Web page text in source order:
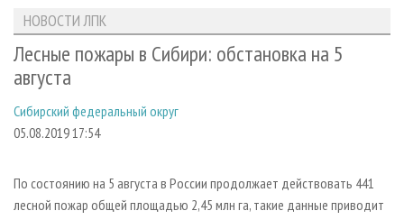
ЛЕСОЗАГОТОВКА
ЛЕСОПИЛЕНИЕ
СУШКА ДРЕВЕСИНЫ
ДЕРЕВЯННОЕ ДОМОСТРОЕНИЕ
НОВОСТИ ЛПК
НОВОСТИ ЖУРНАЛА
ПРОЕКТЫ ЛПИ
АНАЛИТИКА
ПРЕДПРИЯТИЯ ЛПК
ПЕРСОНЫ
ОФИЦИАЛЬНЫЕ ДЕЛЕГАЦИИ
АРХИВ ЖУРНАЛОВ
О ЖУРНАЛЕ
ПОДПИСКА
КОНТАКТЫ
РЕКЛАМОДАТЕЛЯМ
РЕКЛАМА
НОВОСТИ ЛПК
Лесные пожары в Сибири: обстановка на 5
августа
Сибирский федеральный округ
05.08.2019 17:54
По состоянию на 5 августа в России продолжает действовать 441
лесной пожар общей площадью 2,45 млн га, такие данные приводит